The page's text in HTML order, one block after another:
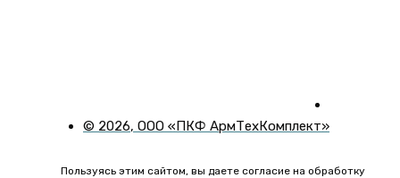
© 2026, ООО «ПКФ АрмТехКомплект»
Пользуясь этим сайтом, вы даете согласие на обработку